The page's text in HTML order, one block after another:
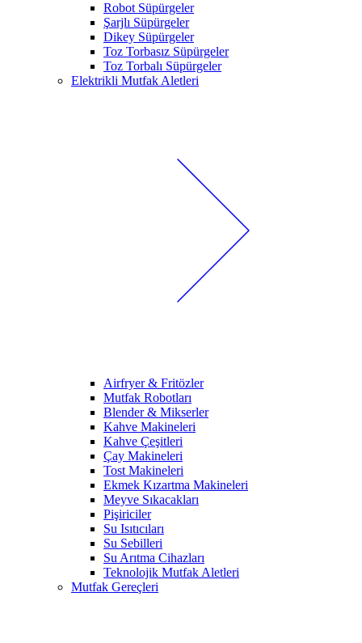
Robot Süpürgeler
Şarjlı Süpürgeler
Dikey Süpürgeler
Toz Torbasız Süpürgeler
Toz Torbalı Süpürgeler
Elektrikli Mutfak Aletleri
Airfryer & Fritözler
Mutfak Robotları
Blender & Mikserler
Kahve Makineleri
Kahve Çeşitleri
Çay Makineleri
Tost Makineleri
Ekmek Kızartma Makineleri
Meyve Sıkacakları
Pişiriciler
Su Isıtıcıları
Su Sebilleri
Su Arıtma Cihazları
Teknolojik Mutfak Aletleri
Mutfak Gereçleri